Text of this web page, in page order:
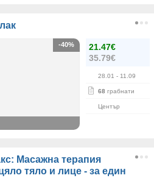
21.47€
35.79€
28.01 - 11.09
68 грабнати
Център
-40%
Масажна терапия
тяло и лице - за един